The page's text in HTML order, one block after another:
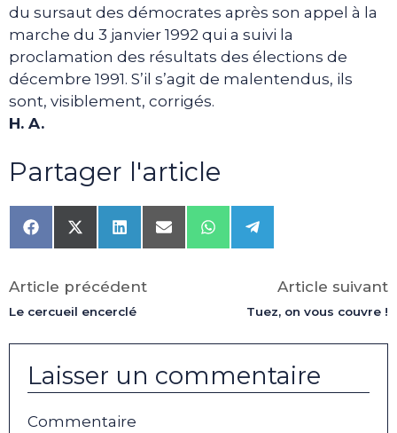
du sursaut des démocrates après son appel à la
marche du 3 janvier 1992 qui a suivi la
proclamation des résultats des élections de
décembre 1991. S’il s’agit de malentendus, ils
sont, visiblement, corrigés.
H. A.
Partager l'article
Share
on
Share
on
(Twitter)
Share
on
Share
on
Share
on
Share
on
Article précédent
Le cercueil encerclé
Article suivant
Tuez, on vous couvre !
Laisser un commentaire
Commentaire